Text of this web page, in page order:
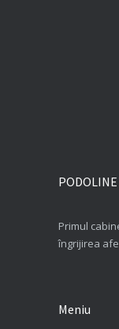
PODOLINE
Primul
îngrijirea
Meniu